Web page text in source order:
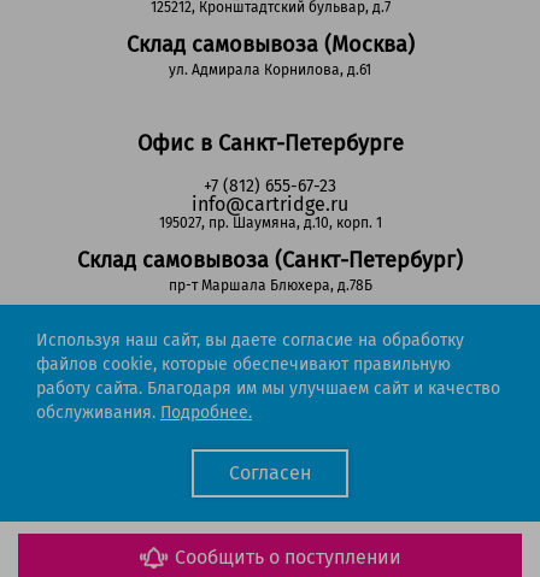
Сообщить о поступлении
125212, Кронштадтский бульвар, д.7
Склад самовывоза (Москва)
ул. Адмирала Корнилова, д.61
Офис в Санкт-Петербурге
+7 (812) 655-67-23
info@cartridge.ru
195027, пр. Шаумяна, д.10, корп. 1
Склад самовывоза (Санкт-Петербург)
пр-т Маршала Блюхера, д.78Б
Регионы РФ
8-800-302-51-53
(звонок бесплатный)
Cartridge.ru 2012-2026. Все права защищены
Используя наш сайт, вы даете согласие на обработку
файлов cookie, которые обеспечивают правильную
работу сайта. Благодаря им мы улучшаем сайт и качество
обслуживания. Подробнее.
Согласен